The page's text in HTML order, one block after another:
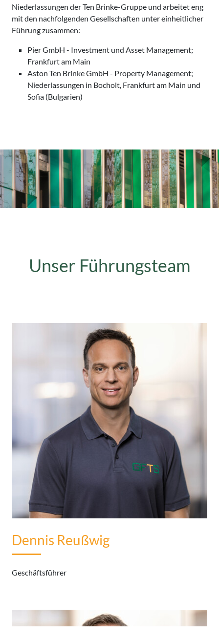
Niederlassungen der Ten Brinke-Gruppe und arbeitet eng
mit den nachfolgenden Gesellschaften unter einheitlicher
Führung zusammen:
Pier GmbH - Investment und Asset Management;
Frankfurt am Main
Aston Ten Brinke GmbH - Property Management;
Niederlassungen in Bocholt, Frankfurt am Main und
Sofia (Bulgarien)
Unser Führungsteam
Dennis Reußwig
Geschäftsführer